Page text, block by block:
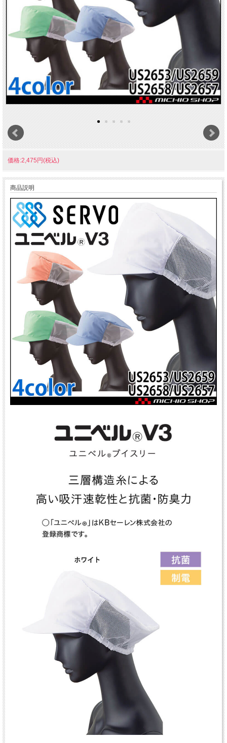
価格:2,475円(税込)
商品説明